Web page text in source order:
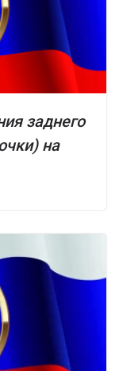
заднего
на